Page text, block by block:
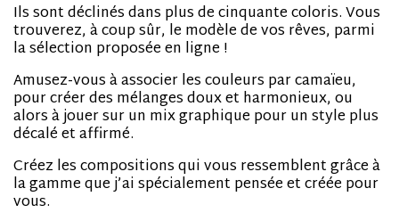
Ils sont déclinés dans plus de cinquante coloris. Vous
trouverez, à coup sûr, le modèle de vos rêves, parmi
la sélection proposée en ligne !
Amusez-vous à associer les couleurs par camaïeu,
pour créer des mélanges doux et harmonieux, ou
alors à jouer sur un mix graphique pour un style plus
décalé et affirmé.
Créez les compositions qui vous ressemblent grâce à
la gamme que j’ai spécialement pensée et créée pour
vous.